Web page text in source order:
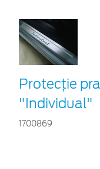
Protecţie
"Individual"
1700869